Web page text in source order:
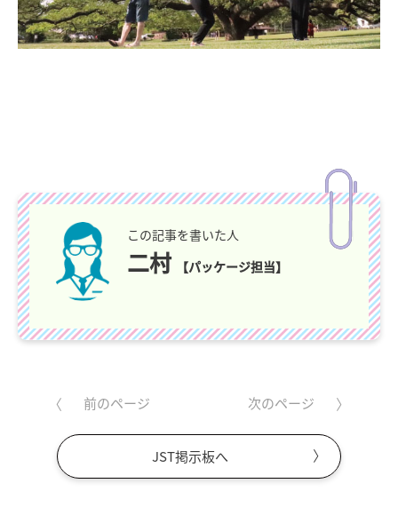
この記事を書いた人
二村 【パッケージ担当】
前のページ
JST掲示板へ
次のページ